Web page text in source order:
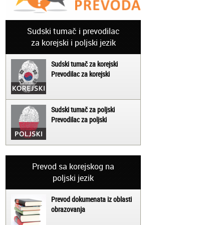
Sudski tumač i prevodilac
za korejski i poljski jezik
Sudski tumač za korejski
Prevodilac za korejski
Sudski tumač za poljski
Prevodilac za poljski
Prevod sa korejskog na
poljski jezik
Prevod dokumenata iz oblasti
obrazovanja